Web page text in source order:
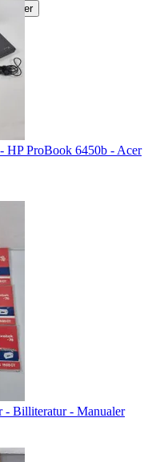
Läs mer
HP ProBook 6450b - Acer
- Billiteratur - Manualer